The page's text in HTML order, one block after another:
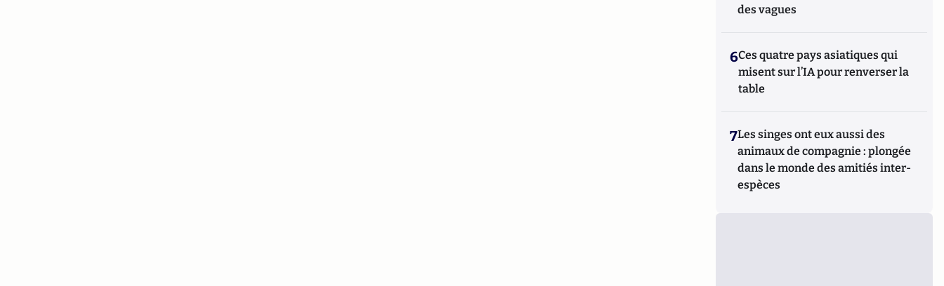
des vagues
6Ces quatre pays asiatiques qui
misent sur l’IA pour renverser la
table
7Les singes ont eux aussi des
animaux de compagnie : plongée
dans le monde des amitiés inter-
espèces